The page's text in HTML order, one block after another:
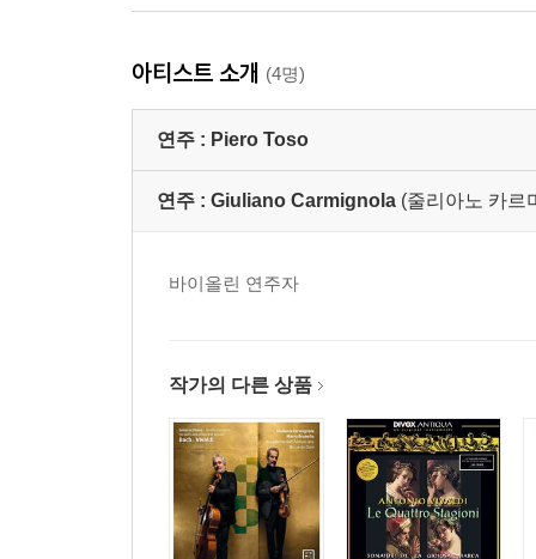
아티스트 소개 (4명)
연주 : Piero Toso
연주 : Giuliano Carmignola (줄리아노 카르
바이올린 연주자
작가의 다른 상품